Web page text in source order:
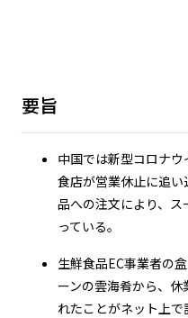
要旨
中国では新型コロナ
食店が営業休止に追
品への注文により、
っている。
生鮮食品EC事業者の
ーンの雲海肴から、
れたことがネット上